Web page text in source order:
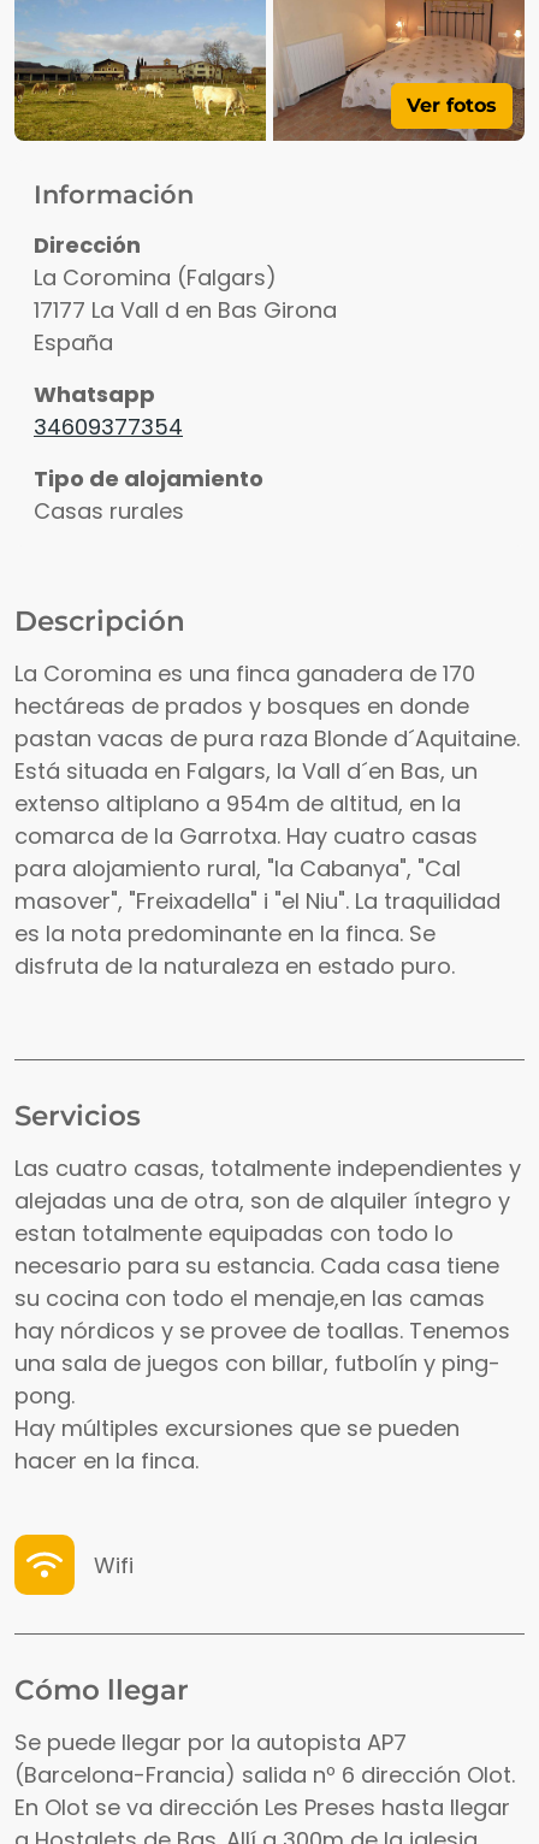
Ver fotos
Información
Dirección
La Coromina (Falgars)
17177 La Vall d en Bas Girona
España
Whatsapp
34609377354
Tipo de alojamiento
Casas rurales
Descripción
La Coromina es una finca ganadera de 170
hectáreas de prados y bosques en donde
pastan vacas de pura raza Blonde d´Aquitaine.
Está situada en Falgars, la Vall d´en Bas, un
extenso altiplano a 954m de altitud, en la
comarca de la Garrotxa. Hay cuatro casas
para alojamiento rural, "la Cabanya", "Cal
masover", "Freixadella" i "el Niu". La traquilidad
es la nota predominante en la finca. Se
disfruta de la naturaleza en estado puro.
Servicios
Las cuatro casas, totalmente independientes y
alejadas una de otra, son de alquiler íntegro y
estan totalmente equipadas con todo lo
necesario para su estancia. Cada casa tiene
su cocina con todo el menaje,en las camas
hay nórdicos y se provee de toallas. Tenemos
una sala de juegos con billar, futbolín y ping-
pong.
Hay múltiples excursiones que se pueden
hacer en la finca.
Wifi
Cómo llegar
Se puede llegar por la autopista AP7
(Barcelona-Francia) salida nº 6 dirección Olot.
En Olot se va dirección Les Preses hasta llegar